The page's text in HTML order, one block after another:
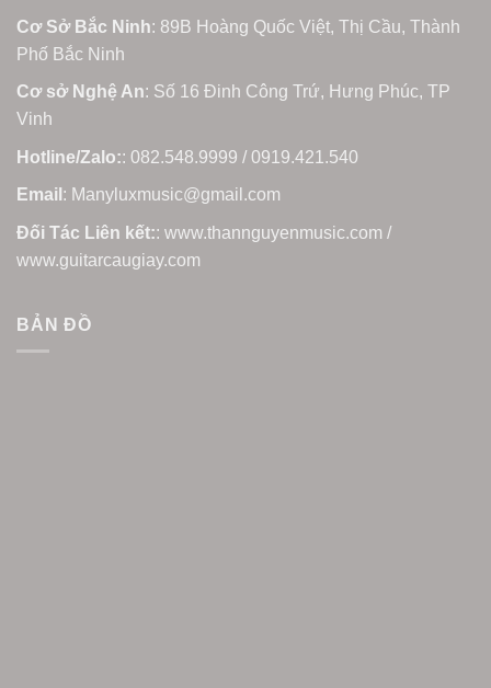
Cơ Sở Bắc Ninh: 89B Hoàng Quốc Việt, Thị Cầu, Thành
Phố Bắc Ninh
Cơ sở Nghệ An: Số 16 Đinh Công Trứ, Hưng Phúc, TP
Vinh
Hotline/Zalo:: 082.548.9999 / 0919.421.540
Email : Manyluxmusic@gmail.com
Đối Tác Liên kết:: www.thannguyenmusic.com /
www.guitarcaugiay.com
BẢN ĐỒ